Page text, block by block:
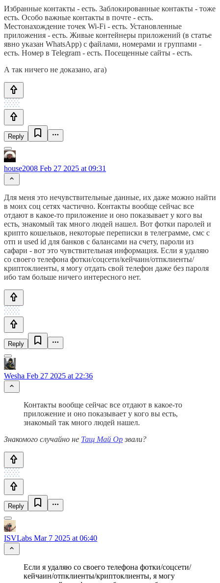
Избранные контакты - есть. Заблокированные контакты - тоже
есть. Особо важные контакты в почте - есть.
Местонахождение точек Wi-Fi - есть. Установленные
приложения - есть. Живые контейнеры приложений (в статье
явно указан WhatsApp) с файлами, номерами и группами -
есть. Номер в Telegram - есть. Посещенные сайты - есть.
А так ничего не доказано, ага)
Reply
house2008 Feb 27 2025 at 09:31
Для меня это нечувствительные данные, их даже можно найти
в моих соц сетях частично. Контакты вообще сейчас все
отдают в какое-то приложение и оно показывает у кого вы
есть, знакомый так много людей нашел. Вот фотки паролей и
крипто кошельков, некоторые переписки в телеграмме, смс с
отп и used id для банков с балансами на счету, пароли из
сафари - вот это чувствительная информация. Если я удаляю
со своего телефона фотки/соцсети/кейчаин/отпклиенты/
криптоклиенты, я могу отдать свой телефон даже без пароля
ибо там больше ничего интересного нет.
Reply
Wesha Feb 27 2025 at 22:36
Контакты вообще сейчас все отдают в какое-то
приложение и оно показывает у кого вы есть,
знакомый так много людей нашел.
Знакомого случайно не Тащ Май Ор звали?
Reply
ISVLabs Mar 7 2025 at 06:40
Если я удаляю со своего телефона фотки/соцсети/
кейчаин/отпклиенты/криптоклиенты, я могу